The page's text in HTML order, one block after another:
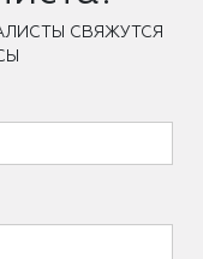
СВЯЖУТСЯ